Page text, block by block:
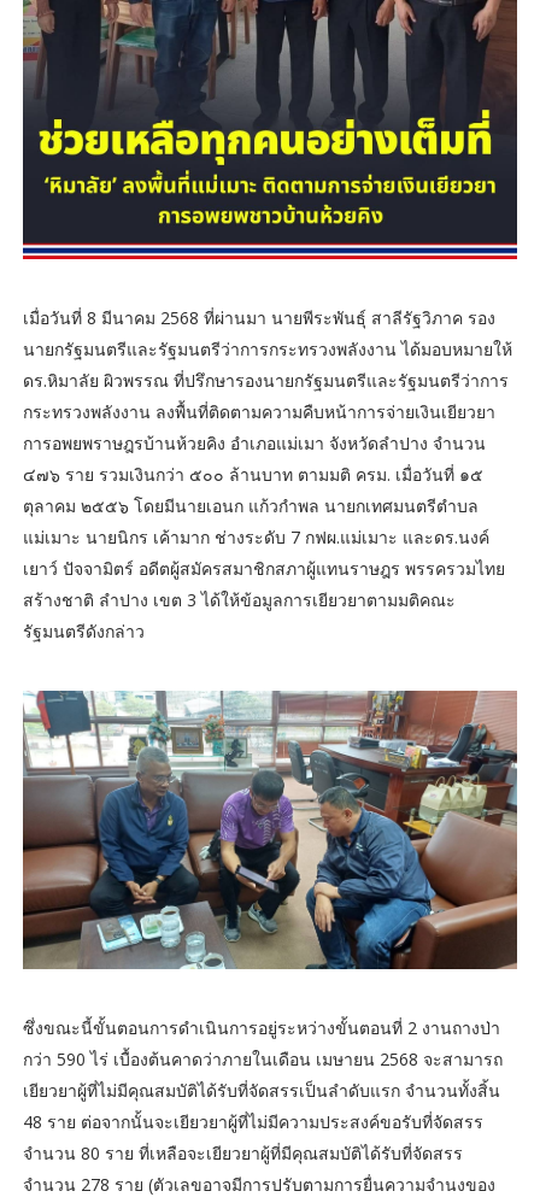
เมื่อวันที่ 8 มีนาคม 2568 ที่ผ่านมา นายพีระพันธุ์ สาลีรัฐวิภาค รอง
นายกรัฐมนตรีและรัฐมนตรีว่าการกระทรวงพลังงาน ได้มอบหมายให้
ดร.หิมาลัย ผิวพรรณ ที่ปรึกษารองนายกรัฐมนตรีและรัฐมนตรีว่าการ
กระทรวงพลังงาน ลงพื้นที่ติดตามความคืบหน้าการจ่ายเงินเยียวยา
การอพยพราษฎรบ้านห้วยคิง อำเภอแม่เมา จังหวัดลำปาง จำนวน
๔๗๖ ราย รวมเงินกว่า ๕๐๐ ล้านบาท ตามมติ ครม. เมื่อวันที่ ๑๕
ตุลาคม ๒๕๕๖ โดยมีนายเอนก แก้วกำพล นายกเทศมนตรีตำบล
แม่เมาะ นายนิกร เค้ามาก ช่างระดับ 7 กฟผ.แม่เมาะ และดร.นงค์
เยาว์ ปัจจามิตร์ อดีตผู้สมัครสมาชิกสภาผู้แทนราษฎร พรรครวมไทย
สร้างชาติ ลำปาง เขต 3 ได้ให้ข้อมูลการเยียวยาตามมติคณะ
รัฐมนตรีดังกล่าว
ซึ่งขณะนี้ขั้นตอนการดำเนินการอยู่ระหว่างขั้นตอนที่ 2 งานถางป่า
กว่า 590 ไร่ เบื้องต้นคาดว่าภายในเดือน เมษายน 2568 จะสามารถ
เยียวยาผู้ที่ไม่มีคุณสมบัติได้รับที่จัดสรรเป็นลำดับแรก จำนวนทั้งสิ้น
48 ราย ต่อจากนั้นจะเยียวยาผู้ที่ไม่มีความประสงค์ขอรับที่จัดสรร
จำนวน 80 ราย ที่เหลือจะเยียวยาผู้ที่มีคุณสมบัติได้รับที่จัดสรร
จำนวน 278 ราย (ตัวเลขอาจมีการปรับตามการยื่นความจำนงของ